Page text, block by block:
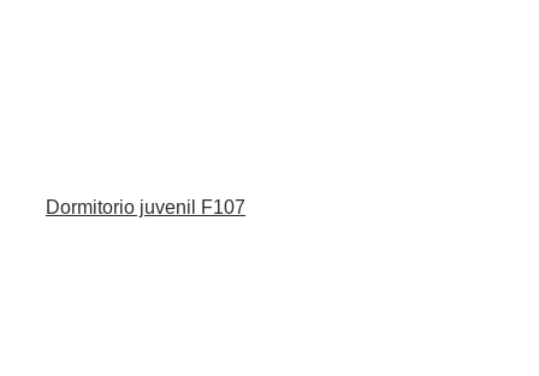
Dormitorio juvenil F107